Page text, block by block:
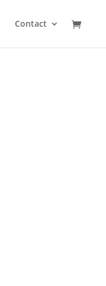
Contact